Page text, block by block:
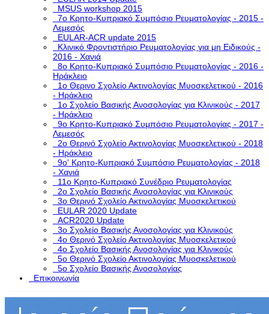
MSUS workshop 2015
7ο Κρητο-Κυπριακό Συμπόσιο Ρευματολογίας - 2015 -
Λεμεσός
EULAR-ACR update 2015
Κλινικό Φροντιστήριο Ρευματολογίας για μη Ειδικούς -
2016 - Χανιά
8ο Κρητο-Κυπριακό Συμπόσιο Ρευματολογίας - 2016 -
Ηράκλειο
1ο Θερινο Σχολείο Ακτινολογίας Μυοσκελετικού - 2016
- Ηράκλειο
1o Σχολείο Βασικής Ανοσολογίας για Κλινικούς - 2017
- Ηράκλειο
9ο Κρητο-Κυπριακό Συμπόσιο Ρευματολογίας - 2017 -
Λεμεσός
2ο Θερινό Σχολείο Ακτινολογίας Μυοσκελετικού - 2018
- Ηράκλειο
9ο' Κρητο-Κυπριακό Συμπόσιο Ρευματολογίας - 2018
- Χανιά
11ο Κρητο-Κυπριακό Συνέδριο Ρευματολογίας
2o Σχολείο Βασικής Ανοσολογίας για Κλινικούς
3o Θερινό Σχολείο Ακτινολογίας Μυοσκελετικού
EULAR 2020 Update
ACR2020 Update
3ο Σχολείο Βασικής Ανοσολογίας για Κλινικούς
4ο Θερινό Σχολείο Ακτινολογίας Μυοσκελετικού
4ο Σχολείο Βασικής Ανοσολογίας για Κλινικούς
5o Θερινό Σχολείο Ακτινολογίας Μυοσκελετικού
5ο Σχολείο Βασικής Ανοσολογίας
Επικοινωνία